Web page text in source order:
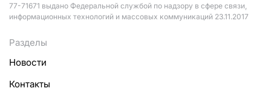
77-71671 выдано Федеральной службой по надзору в сфере связи,
информационных технологий и массовых коммуникаций 23.11.2017
Разделы
Новости
Контакты